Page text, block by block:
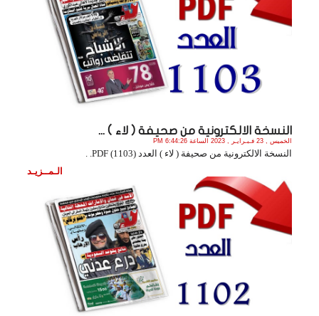
النسخة الالكترونية من صحيفة ( لاء ) ...
الخميس , 23 فـبـرايـر , 2023 الساعة 6:44:26 PM
النسخة الالكترونية من صحيفة ( لاء ) العدد (1103) PDF. .
الـمــزيـد